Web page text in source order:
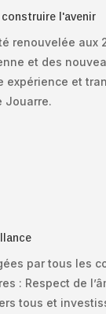
l'avenir
renouvelée aux
et des
expérience et
Jouarre.
par tous les
: Respect de
tous et